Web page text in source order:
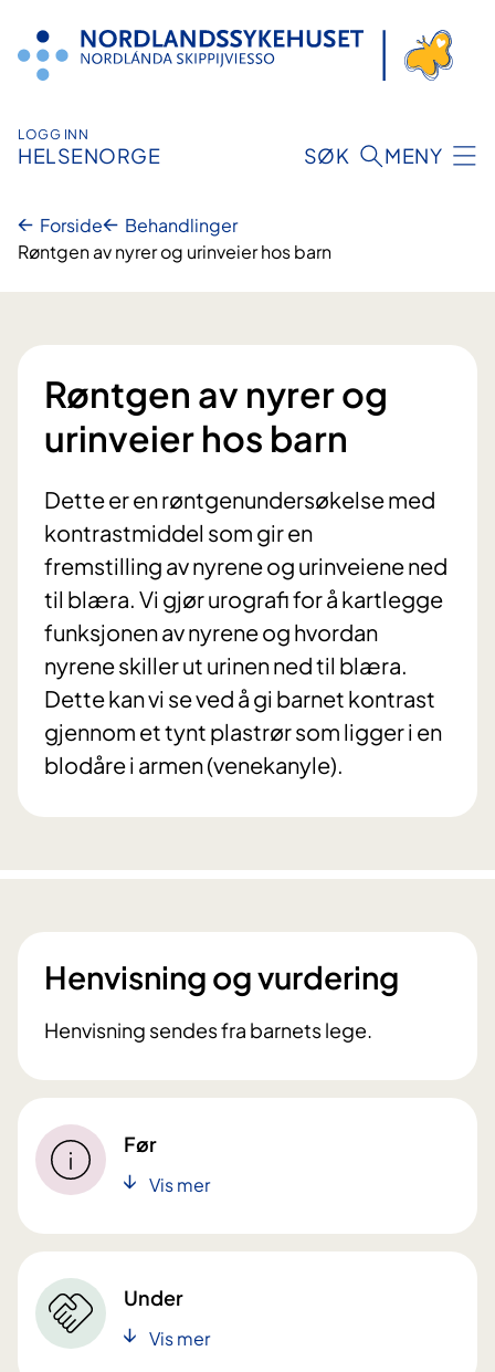
innhold
LOGG INN
HELSENORGE SØK MENY
Forside
Behandlinger
Røntgen av nyrer og urinveier hos barn
Røntgen av nyrer og
urinveier hos barn
Dette er en røntgenundersøkelse med
kontrastmiddel som gir en
fremstilling av nyrene og urinveiene ned
til blæra. Vi gjør urografi for å kartlegge
funksjonen av nyrene og hvordan
nyrene skiller ut urinen ned til blæra.
Dette kan vi se ved å gi barnet kontrast
gjennom et tynt plastrør som ligger i en
blodåre i armen (venekanyle).
Henvisning og vurdering
Henvisning sendes fra barnets lege.
Før
Vis mer
Under
Vis mer